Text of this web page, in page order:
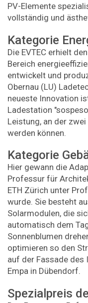
PV-Elemente
vollständig und
Kategorie
Die EVTEC erhielt
Bereich
entwickelt und
Obernau (LU)
neueste Innovation
Ladestation
Leistung, an der
werden können.
Kategorie
Hier gewann die
Professur für
ETH Zürich unter
wurde. Sie besteht
Solarmodulen, die
automatisch dem
Sonnenblumen
optimieren so den
auf der Fassade des
Empa in Dübendorf.
Spezialpreis